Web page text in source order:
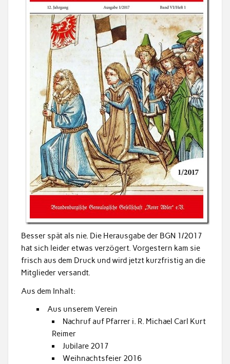
Besser spät als nie. Die Herausgabe der BGN 1/2017
hat sich leider etwas verzögert. Vorgestern kam sie
frisch aus dem Druck und wird jetzt kurzfristig an die
Mitglieder versandt.
Aus dem Inhalt:
Aus unserem Verein
Nachruf auf Pfarrer i. R. Michael Carl Kurt
Reimer
Jubilare 2017
Weihnachtsfeier 2016